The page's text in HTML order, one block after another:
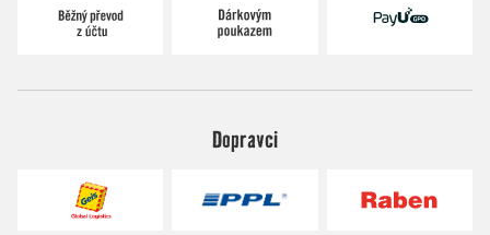
Dopravci